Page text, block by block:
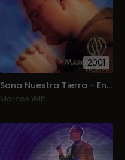
2001
Sana Nuestra Tierra - En Vivo
Marcos Witt